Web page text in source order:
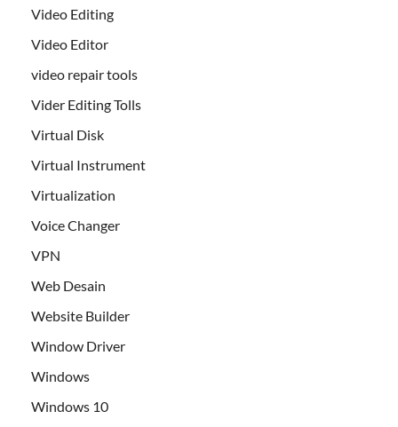
Video Editing
Video Editor
video repair tools
Vider Editing Tolls
Virtual Disk
Virtual Instrument
Virtualization
Voice Changer
VPN
Web Desain
Website Builder
Window Driver
Windows
Windows 10